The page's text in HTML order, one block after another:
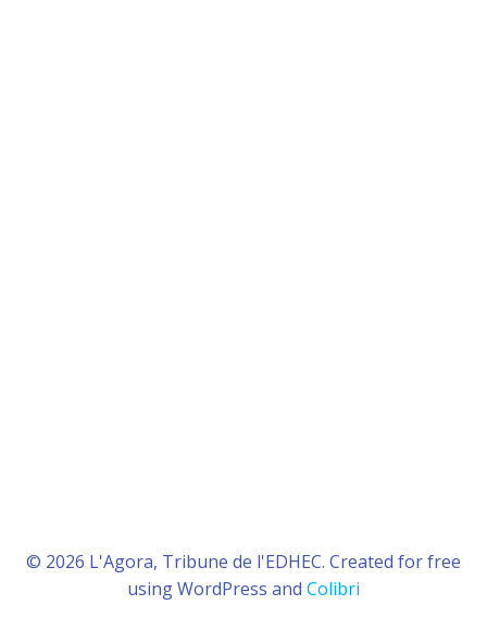
© 2026 L'Agora, Tribune de l'EDHEC. Created for free
using WordPress and Colibri